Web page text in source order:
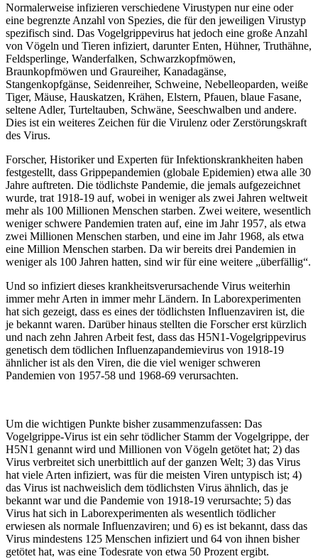
Normalerweise infizieren verschiedene Virustypen nur eine oder
eine begrenzte Anzahl von Spezies, die für den jeweiligen Virustyp
spezifisch sind. Das Vogelgrippevirus hat jedoch eine große Anzahl
von Vögeln und Tieren infiziert, darunter Enten, Hühner, Truthähne,
Feldsperlinge, Wanderfalken, Schwarzkopfmöwen,
Braunkopfmöwen und Graureiher, Kanadagänse,
Stangenkopfgänse, Seidenreiher, Schweine, Nebelleoparden, weiße
Tiger, Mäuse, Hauskatzen, Krähen, Elstern, Pfauen, blaue Fasane,
seltene Adler, Turteltauben, Schwäne, Seeschwalben und andere.
Dies ist ein weiteres Zeichen für die Virulenz oder Zerstörungskraft
des Virus.
Forscher, Historiker und Experten für Infektionskrankheiten haben
festgestellt, dass Grippepandemien (globale Epidemien) etwa alle 30
Jahre auftreten. Die tödlichste Pandemie, die jemals aufgezeichnet
wurde, trat 1918-19 auf, wobei in weniger als zwei Jahren weltweit
mehr als 100 Millionen Menschen starben. Zwei weitere, wesentlich
weniger schwere Pandemien traten auf, eine im Jahr 1957, als etwa
zwei Millionen Menschen starben, und eine im Jahr 1968, als etwa
eine Million Menschen starben. Da wir bereits drei Pandemien in
weniger als 100 Jahren hatten, sind wir für eine weitere „überfällig“.
Und so infiziert dieses krankheitsverursachende Virus weiterhin
immer mehr Arten in immer mehr Ländern. In Laborexperimenten
hat sich gezeigt, dass es eines der tödlichsten Influenzaviren ist, die
je bekannt waren. Darüber hinaus stellten die Forscher erst kürzlich
und nach zehn Jahren Arbeit fest, dass das H5N1-Vogelgrippevirus
genetisch dem tödlichen Influenzapandemievirus von 1918-19
ähnlicher ist als den Viren, die die viel weniger schweren
Pandemien von 1957-58 und 1968-69 verursachten.
Um die wichtigen Punkte bisher zusammenzufassen: Das
Vogelgrippe-Virus ist ein sehr tödlicher Stamm der Vogelgrippe, der
H5N1 genannt wird und Millionen von Vögeln getötet hat; 2) das
Virus verbreitet sich unerbittlich auf der ganzen Welt; 3) das Virus
hat viele Arten infiziert, was für die meisten Viren untypisch ist; 4)
das Virus ist nachweislich dem tödlichsten Virus ähnlich, das je
bekannt war und die Pandemie von 1918-19 verursachte; 5) das
Virus hat sich in Laborexperimenten als wesentlich tödlicher
erwiesen als normale Influenzaviren; und 6) es ist bekannt, dass das
Virus mindestens 125 Menschen infiziert und 64 von ihnen bisher
getötet hat, was eine Todesrate von etwa 50 Prozent ergibt.